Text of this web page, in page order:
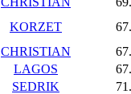
KORZET
CHRISTIAN
LAGOS
SEDRIK